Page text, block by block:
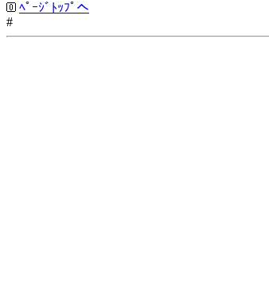
ﾍﾟｰｼﾞﾄｯﾌﾟへ
#